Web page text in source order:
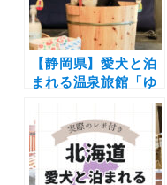
【静岡県】愛犬と泊
まれる温泉旅館「ゆ
るり西伊豆」で初め
てのわんちゃん旅を
応援する5大特典付
き新プラン登場！7
月14日（金）まで